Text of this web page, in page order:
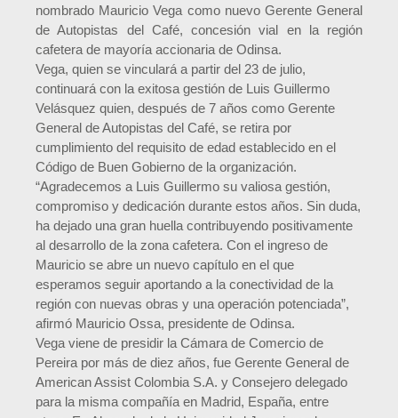
nombrado Mauricio Vega como nuevo Gerente General
de Autopistas del Café, concesión vial en la región
cafetera de mayoría accionaria de Odinsa.
Vega, quien se vinculará a partir del 23 de julio,
continuará con la exitosa gestión de Luis Guillermo
Velásquez quien, después de 7 años como Gerente
General de Autopistas del Café, se retira por
cumplimiento del requisito de edad establecido en el
Código de Buen Gobierno de la organización.
“Agradecemos a Luis Guillermo su valiosa gestión,
compromiso y dedicación durante estos años. Sin duda,
ha dejado una gran huella contribuyendo positivamente
al desarrollo de la zona cafetera. Con el ingreso de
Mauricio se abre un nuevo capítulo en el que
esperamos seguir aportando a la conectividad de la
región con nuevas obras y una operación potenciada”,
afirmó Mauricio Ossa, presidente de Odinsa.
Vega viene de presidir la Cámara de Comercio de
Pereira por más de diez años, fue Gerente General de
American Assist Colombia S.A. y Consejero delegado
para la misma compañía en Madrid, España, entre